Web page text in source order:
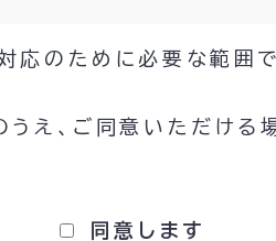
応のために必要な範囲
うえ、ご同意いただける
同意します